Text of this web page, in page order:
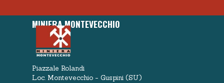
MINIERA MONTEVECCHIO
Piazzale Rolandi
Loc. Montevecchio - Guspini (SU)